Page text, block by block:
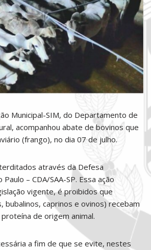
Municipal-SIM, do Departamento de
acompanhou abate de bovinos que
(frango), no dia 07 de julho.
através da Defesa
– CDA/SAA-SP. Essa ação
vigente, é proibidos que
bubalinos, caprinos e ovinos) recebam
de origem animal.
a fim de que se evite, nestes